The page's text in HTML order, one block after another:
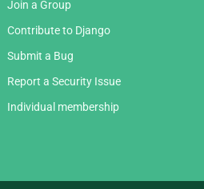
Join a Group
Contribute to Django
Submit a Bug
Report a Security Issue
Individual membership